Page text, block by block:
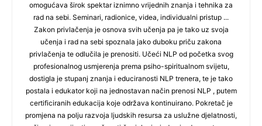
omogućava širok spektar iznimno vrijednih znanja i tehnika za
rad na sebi. Seminari, radionice, videa, individualni pristup ...
Zakon privlačenja je osnova svih učenja pa je tako uz svoja
učenja i rad na sebi spoznala jako duboku priču zakona
privlačenja te odlučila je prenositi. Učeći NLP od početka svog
profesionalnog usmjerenja prema psiho-spiritualnom svijetu,
dostigla je stupanj znanja i educiranosti NLP trenera, te je tako
postala i edukator koji na jednostavan način prenosi NLP , putem
certificiranih edukacija koje održava kontinuirano. Pokretač je
promjena na polju razvoja ljudskih resursa za uslužne djelatnosti,